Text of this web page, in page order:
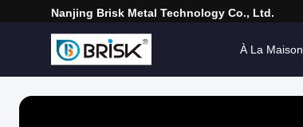
Nanjing Brisk Metal Technology Co., Ltd.
À La Maison